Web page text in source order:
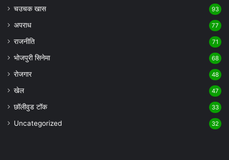
चउचक खास 93
अपराध 77
राजनीति 71
भोजपुरी सिनेमा 68
रोजगार 48
खेल 47
छॉलीवुड टॉक 33
Uncategorized 32